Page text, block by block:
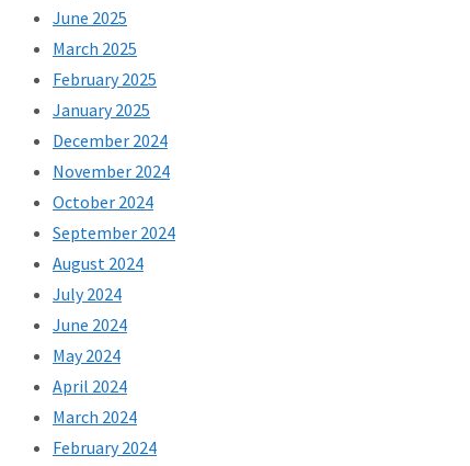
June 2025
March 2025
February 2025
January 2025
December 2024
November 2024
October 2024
September 2024
August 2024
July 2024
June 2024
May 2024
April 2024
March 2024
February 2024